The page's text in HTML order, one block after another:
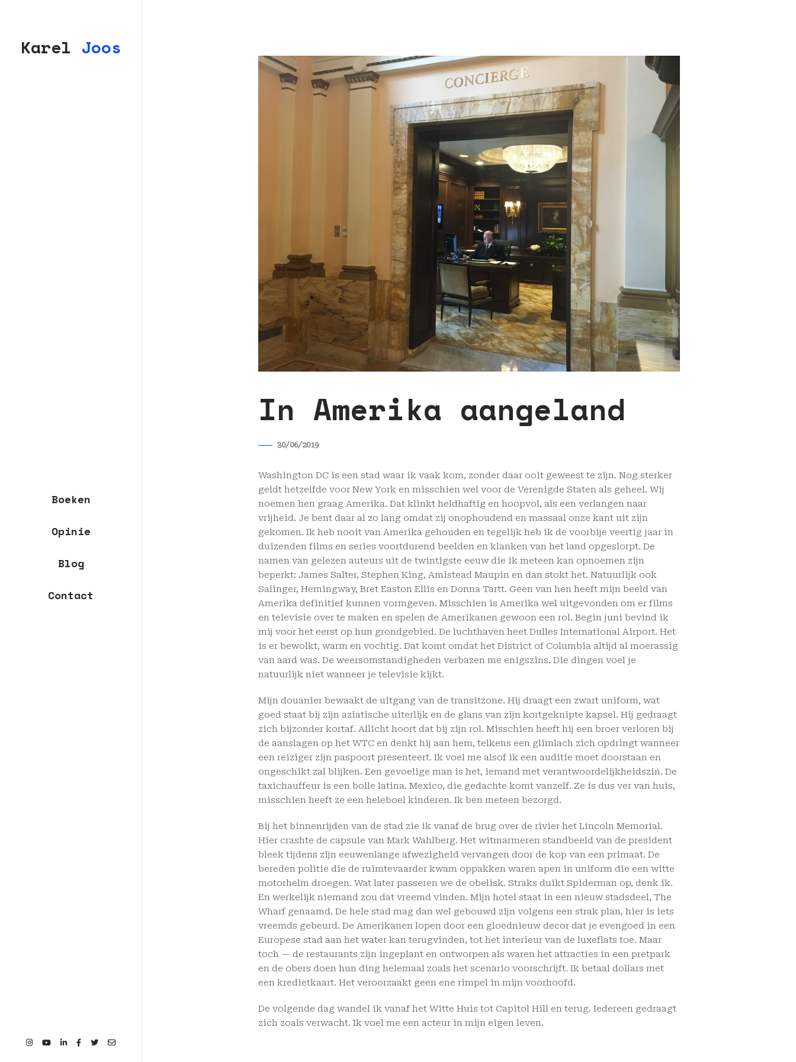
Karel Joos
Boeken
Opinie
Blog
Contact
In Amerika aangeland
30/06/2019
Washington DC is een stad waar ik vaak kom, zonder daar ooit geweest te zijn. Nog sterker
geldt hetzelfde voor New York en misschien wel voor de Verenigde Staten als geheel. Wij
noemen hen graag Amerika. Dat klinkt heldhaftig en hoopvol, als een verlangen naar
vrijheid. Je bent daar al zo lang omdat zij onophoudend en massaal onze kant uit zijn
gekomen. Ik heb nooit van Amerika gehouden en tegelijk heb ik de voorbije veertig jaar in
duizenden films en series voortdurend beelden en klanken van het land opgeslorpt. De
namen van gelezen auteurs uit de twintigste eeuw die ik meteen kan opnoemen zijn
beperkt: James Salter, Stephen King, Amistead Maupin en dan stokt het. Natuurlijk ook
Salinger, Hemingway, Bret Easton Ellis en Donna Tartt. Geen van hen heeft mijn beeld van
Amerika definitief kunnen vormgeven. Misschien is Amerika wel uitgevonden om er films
en televisie over te maken en spelen de Amerikanen gewoon een rol. Begin juni bevind ik
mij voor het eerst op hun grondgebied. De luchthaven heet Dulles International Airport. Het
is er bewolkt, warm en vochtig. Dat komt omdat het District of Columbia altijd al moerassig
van aard was. De weersomstandigheden verbazen me enigszins. Die dingen voel je
natuurlijk niet wanneer je televisie kijkt.
Mijn douanier bewaakt de uitgang van de transitzone. Hij draagt een zwart uniform, wat
goed staat bij zijn aziatische uiterlijk en de glans van zijn kortgeknipte kapsel. Hij gedraagt
zich bijzonder kortaf. Allicht hoort dat bij zijn rol. Misschien heeft hij een broer verloren bij
de aanslagen op het WTC en denkt hij aan hem, telkens een glimlach zich opdringt wanneer
een reiziger zijn paspoort presenteert. Ik voel me alsof ik een auditie moet doorstaan en
ongeschikt zal blijken. Een gevoelige man is het, iemand met verantwoordelijkheidszin. De
taxichauffeur is een bolle latina. Mexico, die gedachte komt vanzelf. Ze is dus ver van huis,
misschien heeft ze een heleboel kinderen. Ik ben meteen bezorgd.
Bij het binnenrijden van de stad zie ik vanaf de brug over de rivier het Lincoln Memorial.
Hier crashte de capsule van Mark Wahlberg. Het witmarmeren standbeeld van de president
bleek tijdens zijn eeuwenlange afwezigheid vervangen door de kop van een primaat. De
bereden politie die de ruimtevaarder kwam oppakken waren apen in uniform die een witte
motorhelm droegen. Wat later passeren we de obelisk. Straks duikt Spiderman op, denk ik.
En werkelijk niemand zou dat vreemd vinden. Mijn hotel staat in een nieuw stadsdeel, The
Wharf genaamd. De hele stad mag dan wel gebouwd zijn volgens een strak plan, hier is iets
vreemds gebeurd. De Amerikanen lopen door een gloednieuw decor dat je evengoed in een
Europese stad aan het water kan terugvinden, tot het interieur van de luxeflats toe. Maar
toch — de restaurants zijn ingeplant en ontworpen als waren het attracties in een pretpark
en de obers doen hun ding helemaal zoals het scenario voorschrijft. Ik betaal dollars met
een kredietkaart. Het veroorzaakt geen ene rimpel in mijn voorhoofd.
De volgende dag wandel ik vanaf het Witte Huis tot Capitol Hill en terug. Iedereen gedraagt
zich zoals verwacht. Ik voel me een acteur in mijn eigen leven.